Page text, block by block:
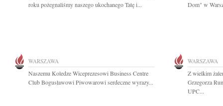
roku pożegnaliśmy naszego ukochanego Tatę i...
Dom" w
WARSZAWA
Naszemu Koledze Wiceprezesowi Business Centre
Club Bogusławowi Piwowarowi serdeczne wyrazy...
WARSZAWA
Z wielkim
Grzegorza
UPC...